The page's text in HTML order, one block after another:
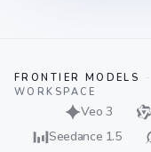
FRONTIER MODELS ·
WORKSPACE
Veo 3
Seedance 1.5→